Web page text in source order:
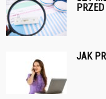
JAK